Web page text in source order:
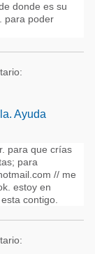
donde es su
para poder
Ayuda
para que crías
para
// me
estoy en
contigo.